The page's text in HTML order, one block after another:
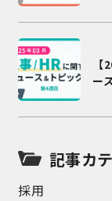
ー
記事カ
採用